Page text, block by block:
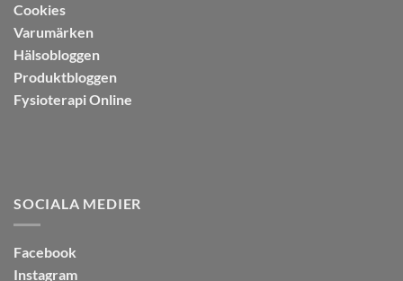
Cookies
Varumärken
Hälsobloggen
Produktbloggen
Fysioterapi Online
SOCIALA MEDIER
Facebook
Instagram